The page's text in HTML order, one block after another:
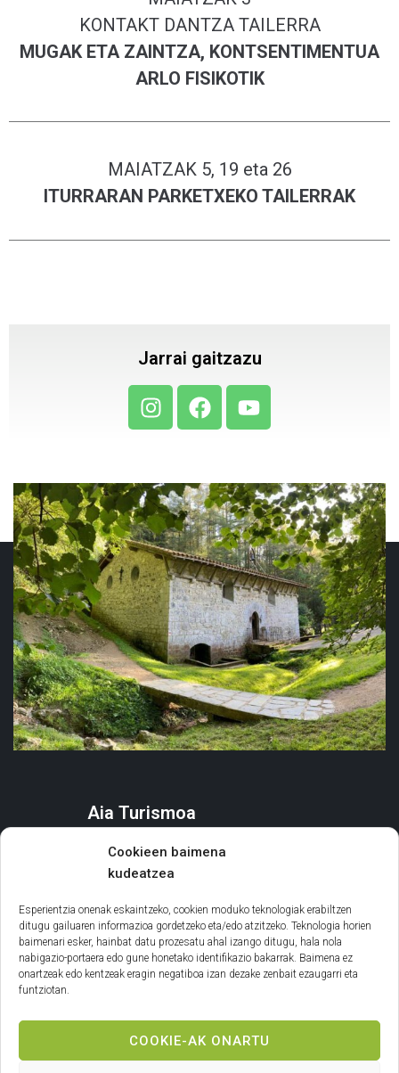
Cookieen baimena
kudeatzea
Esperientzia onenak eskaintzeko, cookien moduko teknologiak erabiltzen
ditugu gailuaren informazioa gordetzeko eta/edo atzitzeko. Teknologia horien
baimenari esker, hainbat datu prozesatu ahal izango ditugu, hala nola
nabigazio-portaera edo gune honetako identifikazio bakarrak. Baimena ez
onartzeak edo kentzeak eragin negatiboa izan dezake zenbait ezaugarri eta
funtziotan.
COOKIE-AK ONARTU
KONTAKT DANTZA TAILERRA
MUGAK ETA ZAINTZA, KONTSENTIMENTUA
ARLO FISIKOTIK
MAIATZAK 5, 19 eta 26
ITURRARAN PARKETXEKO TAILERRAK
Jarrai gaitzazu
Aia Turismoa
ZER EGIN
AGENDA ETA EKITALDIAK
Informazio orokorra